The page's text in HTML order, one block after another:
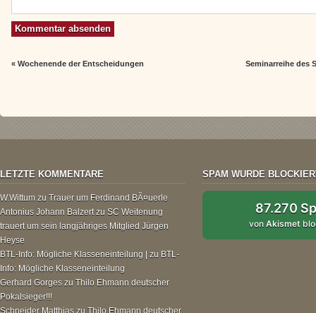
«Wochenende der Entscheidungen Seminarreihe des
LETZTE KOMMENTARE
W.Wittum zu Trauer um Ferdinand BÃ¤uerle
Antonius Johann Balzertzu SC Weitenung
trauert um sein langjähriges Mitglied Jürgen
Heyse
BTL-Info: Mögliche Klasseneinteilung | zu BTL-
Info: Mögliche Klasseneinteilung
Gerhard Gorges zu Thilo Ehmann deutscher
Pokalsieger!!!
Schneider Matthias zu Thilo Ehmann deutscher
SPAM WURDE
87.270
vonAkismet